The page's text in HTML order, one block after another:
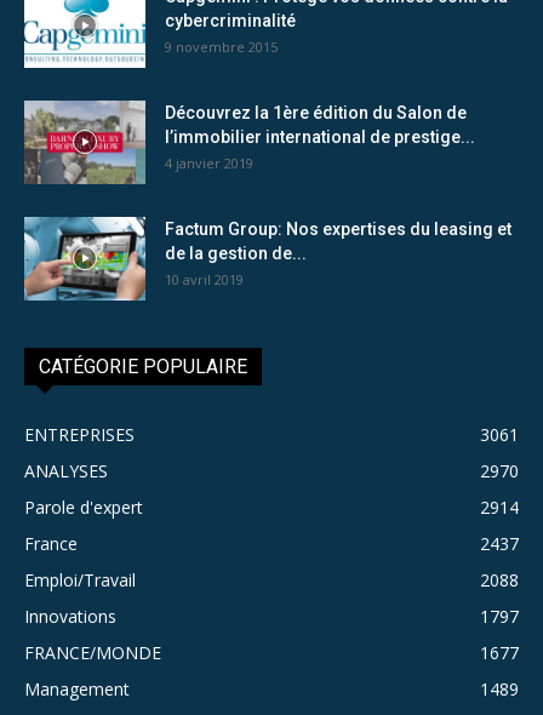
cybercriminalité
9 novembre 2015
Découvrez la 1ère édition du Salon de
l’immobilier international de prestige...
4 janvier 2019
Factum Group: Nos expertises du leasing et
de la gestion de...
10 avril 2019
CATÉGORIE POPULAIRE
ENTREPRISES
3061
ANALYSES
2970
Parole d'expert
2914
France
2437
Emploi/Travail
2088
Innovations
1797
FRANCE/MONDE
1677
Management
1489